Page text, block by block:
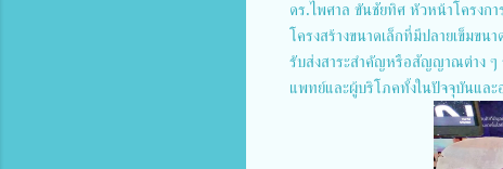
ดร.ไพศาล ขันชัยทิศ หัวหน้าโครงกา
โครงสร้างขนาดเล็กที่มีปลายเข็มขน
รับส่งสาระสำคัญหรือสัญญาณต่าง ๆ
แพทย์และผู้บริโภคทั้งในปัจจุบันและ